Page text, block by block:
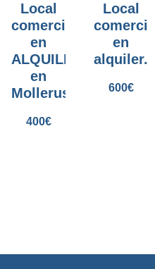
Local
comercial
en
ALQUILER
en
Mollerussa.
400€
Local
en
alquiler.
600€